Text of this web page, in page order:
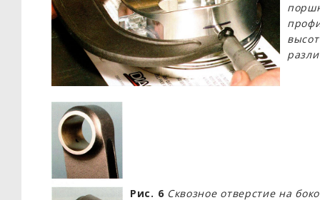
Рис. 6 Сквозное отверстие на